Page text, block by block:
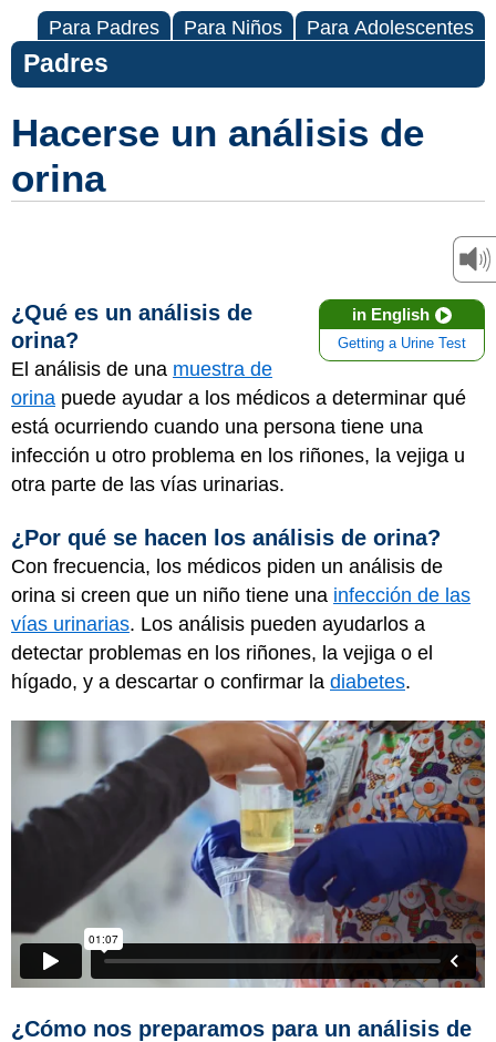
Para Padres Para Niños Para Adolescentes
Padres
Hacerse un análisis de
orina
in English
Getting a Urine Test
¿Qué es un análisis de
orina?
El análisis de una muestra de
orina puede ayudar a los médicos a determinar qué
está ocurriendo cuando una persona tiene una
infección u otro problema en los riñones, la vejiga u
otra parte de las vías urinarias.
¿Por qué se hacen los análisis de orina?
Con frecuencia, los médicos piden un análisis de
orina si creen que un niño tiene una infección de las
vías urinarias. Los análisis pueden ayudarlos a
detectar problemas en los riñones, la vejiga o el
hígado, y a descartar o confirmar la diabetes.
¿Cómo nos preparamos para un análisis de